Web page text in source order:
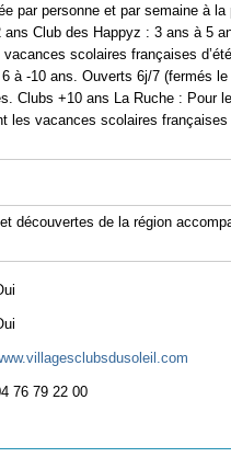
par personne et par semaine à
Club des Happyz : 3 ans à 5
scolaires françaises
à -10 ans. Ouverts 6j/7 (fermés
Clubs +10 ans La Ruche :
les vacances scolaires
découvertes de la région
76 79 22 00